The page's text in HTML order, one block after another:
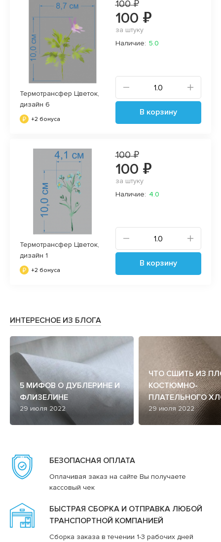
Термотрансфер Цветок,
дизайн 6
+2 бонуса
100 ₽
100 ₽
за штуку
Наличие: 5.0
В корзину
Термотрансфер Цветок,
дизайн 1
+2 бонуса
100 ₽
100 ₽
за штуку
Наличие: 4.0
В корзину
ИНТЕРЕСНОЕ ИЗ БЛОГА
5 МИФОВ О ДУБЛЕРИНЕ И
ФЛИЗЕЛИНЕ
29 июля 2022
ЧТО СШИТЬ ИЗ
КОСТЮМНО-
ПЛАТЕЛЬНОГО
29 июля 2022
БЕЗОПАСНАЯ ОПЛАТА
Оплачивая заказ на сайте Вы получаете
кассовый чек
БЫСТРАЯ СБОРКА И ОТПРАВКА ЛЮБОЙ
ТРАНСПОРТНОЙ КОМПАНИЕЙ
Сборка заказа в течении 1-3 рабочих дней